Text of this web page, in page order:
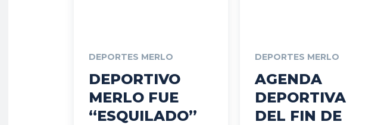
DEPORTES MERLO
DEPORTIVO
MERLO FUE
“ESQUILADO”
DEPORTES MERLO
AGENDA
DEPORTIVA
DEL FIN DE